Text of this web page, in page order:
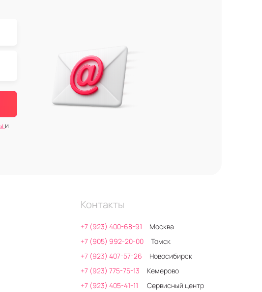
и
Контакты
+7 (923) 400-68-91
Москва
+7 (905) 992-20-00
Томск
+7 (923) 407-57-26
Новосибирск
+7 (923) 775-75-13
Кемерово
+7 (923) 405-41-11
Сервисный центр